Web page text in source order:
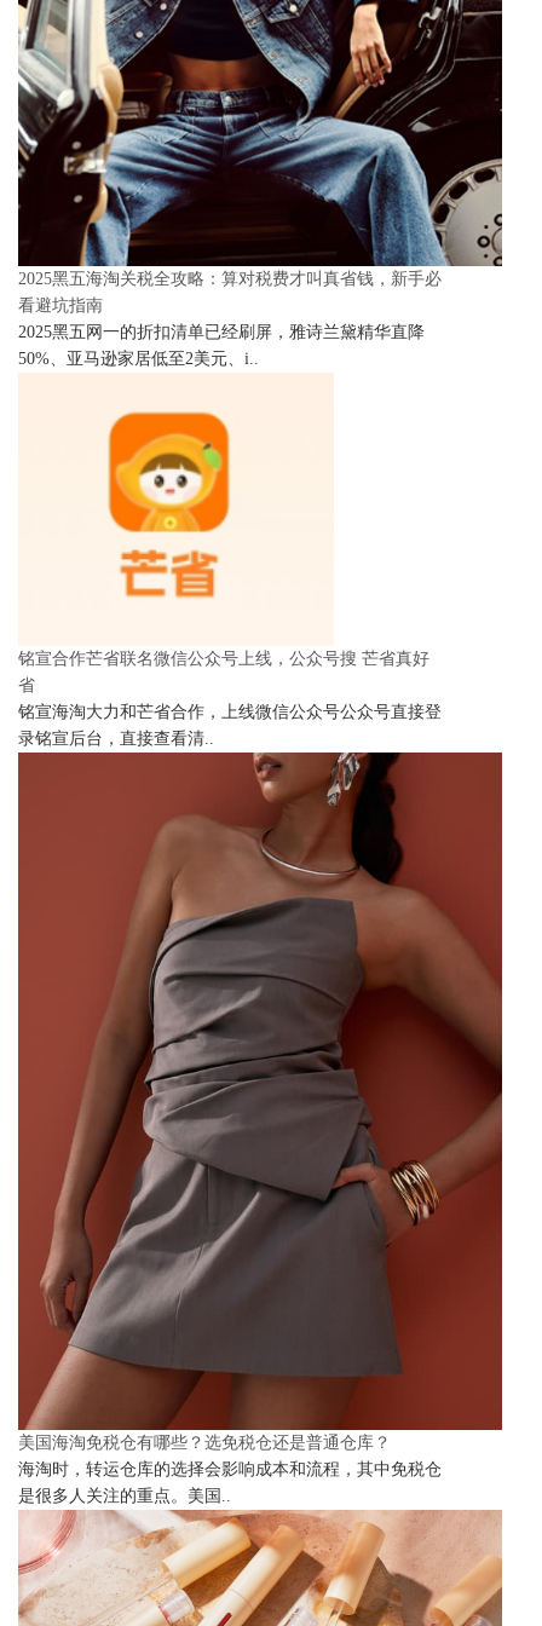
2025黑五海淘关税全攻略：算对税费才叫真省钱，新手必
看避坑指南
2025黑五网一的折扣清单已经刷屏，雅诗兰黛精华直降
50%、亚马逊家居低至2美元、i..
铭宣合作芒省联名微信公众号上线，公众号搜 芒省真好
省
铭宣海淘大力和芒省合作，上线微信公众号公众号直接登
录铭宣后台，直接查看清..
美国海淘免税仓有哪些？选免税仓还是普通仓库？
海淘时，转运仓库的选择会影响成本和流程，其中免税仓
是很多人关注的重点。美国..